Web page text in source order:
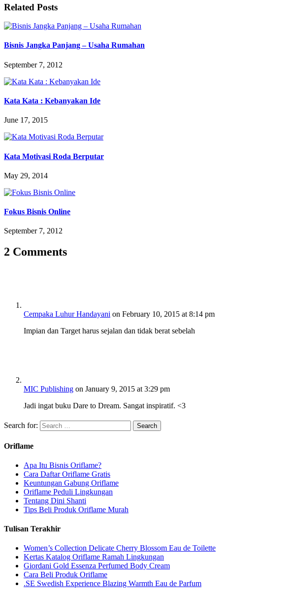
Related Posts
Bisnis Jangka Panjang – Usaha Rumahan
September 7, 2012
Kata Kata : Kebanyakan Ide
June 17, 2015
Kata Motivasi Roda Berputar
May 29, 2014
Fokus Bisnis Online
September 7, 2012
2 Comments
Cempaka Luhur Handayani on February 10, 2015 at 8:14 pm
Impian dan Target harus sejalan dan tidak berat sebelah
MIC Publishing on January 9, 2015 at 3:29 pm
Jadi ingat buku Dare to Dream. Sangat inspiratif. <3
Search for:
Oriflame
Apa Itu Bisnis Oriflame?
Cara Daftar Oriflame Gratis
Keuntungan Gabung Oriflame
Oriflame Peduli Lingkungan
Tentang Dini Shanti
Tips Beli Produk Oriflame Murah
Tulisan Terakhir
Women’s Collection Delicate Cherry Blossom Eau de Toilette
Kertas Katalog Oriflame Ramah Lingkungan
Giordani Gold Essenza Perfumed Body Cream
Cara Beli Produk Oriflame
.SE Swedish Experience Blazing Warmth Eau de Parfum